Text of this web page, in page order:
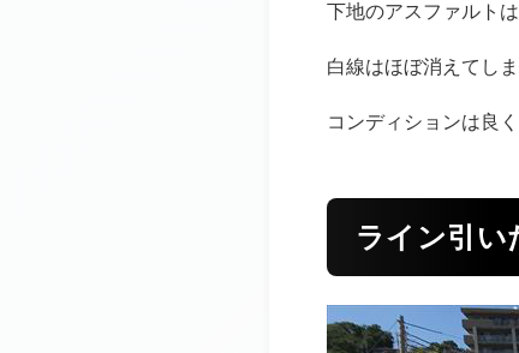
下地のアスファルト
白線はほぼ消えてし
コンディションは良
ライン引い